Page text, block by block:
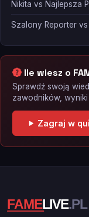
Nikita vs Najlepsza
Szalony Reporter
Ile wiesz o
Sprawdź swoją
zawodników,
Zagraj w